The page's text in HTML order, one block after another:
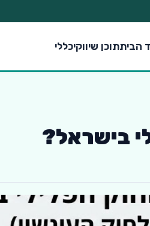
הביתתוכן שיווקיכללי
בישראל?